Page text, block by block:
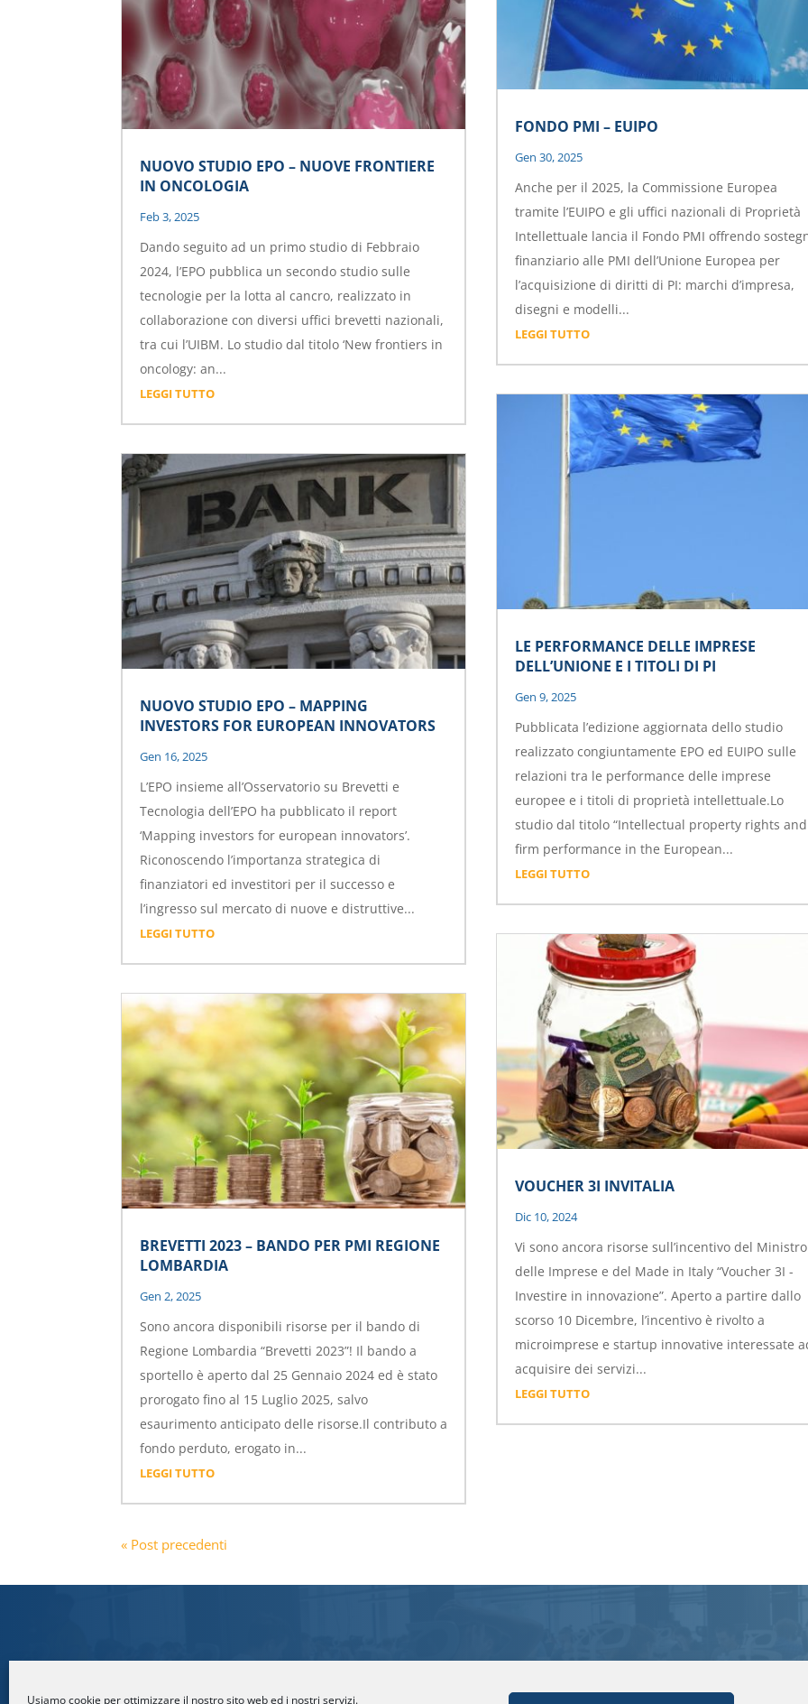
Usiamo cookie per ottimizzare il nostro sito web ed i nostri servizi.
NUOVO STUDIO EPO – NUOVE FRONTIERE
IN ONCOLOGIA
Feb 3, 2025
Dando seguito ad un primo studio di Febbraio
2024, l’EPO pubblica un secondo studio sulle
tecnologie per la lotta al cancro, realizzato in
collaborazione con diversi uffici brevetti nazionali,
tra cui l’UIBM. Lo studio dal titolo ‘New frontiers in
oncology: an...
LEGGI TUTTO
NUOVO STUDIO EPO – MAPPING
INVESTORS FOR EUROPEAN INNOVATORS
Gen 16, 2025
L’EPO insieme all’Osservatorio su Brevetti e
Tecnologia dell’EPO ha pubblicato il report
‘Mapping investors for european innovators’.
Riconoscendo l’importanza strategica di
finanziatori ed investitori per il successo e
l’ingresso sul mercato di nuove e distruttive...
LEGGI TUTTO
BREVETTI 2023 – BANDO PER PMI REGIONE
LOMBARDIA
Gen 2, 2025
Sono ancora disponibili risorse per il bando di
Regione Lombardia “Brevetti 2023”! Il bando a
sportello è aperto dal 25 Gennaio 2024 ed è stato
prorogato fino al 15 Luglio 2025, salvo
esaurimento anticipato delle risorse.Il contributo a
fondo perduto, erogato in...
LEGGI TUTTO
FONDO PMI – EUIPO
Gen 30, 2025
Anche per il 2025, la Commissione Europea
tramite l’EUIPO e gli uffici nazionali di Proprietà
Intellettuale lancia il Fondo PMI offrendo
finanziario alle PMI dell’Unione Europea per
l’acquisizione di diritti di PI: marchi d’impresa,
disegni e modelli...
LEGGI TUTTO
LE PERFORMANCE DELLE IMPRESE
DELL’UNIONE E I TITOLI DI PI
Gen 9, 2025
Pubblicata l’edizione aggiornata dello studio
realizzato congiuntamente EPO ed EUIPO sulle
relazioni tra le performance delle imprese
europee e i titoli di proprietà intellettuale.Lo
studio dal titolo “Intellectual property rights and
firm performance in the European...
LEGGI TUTTO
VOUCHER 3I INVITALIA
Dic 10, 2024
Vi sono ancora risorse sull’incentivo del Ministro
delle Imprese e del Made in Italy “Voucher 3I -
Investire in innovazione”. Aperto a partire dallo
scorso 10 Dicembre, l’incentivo è rivolto a
microimprese e startup innovative interessate
acquisire dei servizi...
LEGGI TUTTO
« Post precedenti